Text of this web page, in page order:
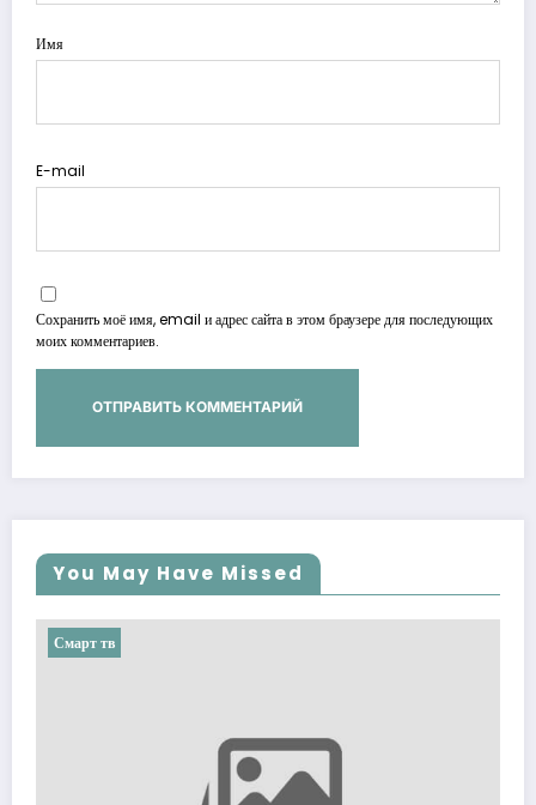
Имя
E-mail
Сохранить моё имя, email и адрес сайта в этом браузере для последующих
моих комментариев.
You May Have Missed
Смарт тв